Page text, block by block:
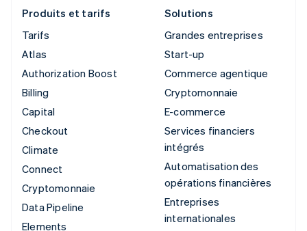
Produits et tarifs
Tarifs
Atlas
Authorization Boost
Billing
Capital
Checkout
Climate
Connect
Cryptomonnaie
Data Pipeline
Elements
Solutions
Grandes entreprises
Start-up
Commerce agentique
Cryptomonnaie
E-commerce
Services financiers
intégrés
Automatisation des
opérations financières
Entreprises
internationales